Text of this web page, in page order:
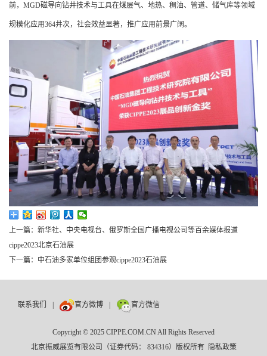
前，MGD磁导向钻井技术与工具在煤层气、地热、稠油、管道、储气库等领域
规模化应用364井次，社会效益显著，推广应用前景广阔。
上一篇： 新华社、中央电视台、俄罗斯全国广播电视公司等百余媒体报道
cippe2023北京石油展
下一篇： 中石油多家单位组团参观cippe2023石油展
联系我们 | 官方微博 | 官方微信
Copyright © 2025 CIPPE.COM.CN All Rights Reserved
北京振威展览有限公司（证券代码： 834316）版权所有 隐私政策